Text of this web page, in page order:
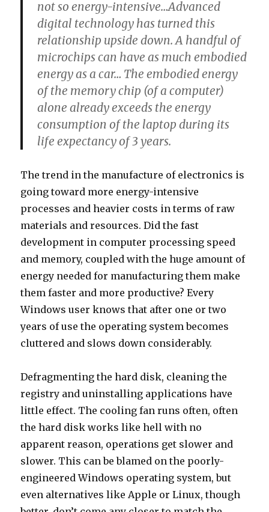
not so energy-intensive…Advanced
digital technology has turned this
relationship upside down. A handful of
microchips can have as much embodied
energy as a car… The embodied energy
of the memory chip (of a computer)
alone already exceeds the energy
consumption of the laptop during its
life expectancy of 3 years.
The trend in the manufacture of electronics is
going toward more energy-intensive
processes and heavier costs in terms of raw
materials and resources. Did the fast
development in computer processing speed
and memory, coupled with the huge amount of
energy needed for manufacturing them make
them faster and more productive? Every
Windows user knows that after one or two
years of use the operating system becomes
cluttered and slows down considerably.
Defragmenting the hard disk, cleaning the
registry and uninstalling applications have
little effect. The cooling fan runs often, often
the hard disk works like hell with no
apparent reason, operations get slower and
slower. This can be blamed on the poorly-
engineered Windows operating system, but
even alternatives like Apple or Linux, though